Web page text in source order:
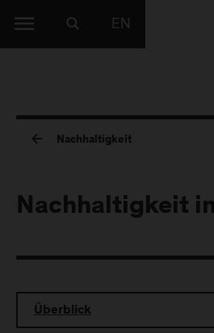
EN
Nachhaltigkeit
Nachhaltigkeit
Überblick